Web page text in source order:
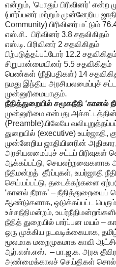
என்றும், ‘பொதுப் பிரிவினர்’ என்ற
(பார்ப்பனர் மற்றும் முன்னேறிய
Community) பிரிவினர் மட்டும்
எஸ்.சி. பிரிவினர் 3.8 சதவிகிதம்
எஸ்.டி. பிரிவினர் 2 சதவிகிதம்
பிற்படுத்தப்பட்டோர் 12.2
சிறுபான்மையினர் 5.5 சதவிகிதம்
பெண்கள் (நீதிபதிகள்) 14
நமது இந்திய அரசியலமைப்புச்
முன்னுரிமையாகும்.
நீதித்துறையில் சமூகநீதி ‘கானல்
முன்னுரிமை என்பது அச்சட்டத்தின்
(Preamble)யிலேயே
துறையில் (executive) உயர்ஜாதி,
முன்னேறிய ஜாதியினரின்
அரசியலமைப்புச் சட்டப் பிரிவுகள்
ஆக்கப்பட்டு, செயலற்றவைகளாக
நீதிமன்றத் தீர்ப்புகள், உயர்ஜாதி
செய்யப்பட்டு, தடைக்கற்களை
‘கானல் நீராக’ – நீதித்துறையைப்
ஆண்டுகளாக, ஒடுக்கப்பட்ட
உச்சநீதிமன்றம்,
நீதித் துறையில் பார்ப்பன மயம் –
ஒரு முக்கிய நடவடிக்கையாக,
மூலமாக மறைமுகமாக காவி
ஆர்.எஸ்.எஸ். ‍ – பா.ஜ.க. அரசு
அண்மைக்காலச் செய்திகள்